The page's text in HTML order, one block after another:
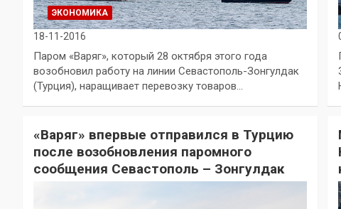
ЭКОНОМИКА
18-11-2016
Паром «Варяг», который 28 октября этого года
возобновил работу на линии Севастополь-Зонгулдак
(Турция), наращивает перевозку товаров…
«Варяг» впервые отправился в Турцию
после возобновления паромного
сообщения Севастополь – Зонгулдак